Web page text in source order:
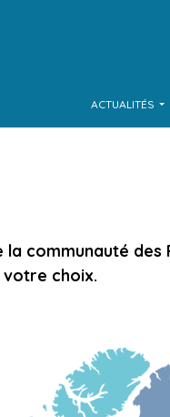
ACTUALITÉS
communauté des
votre choix.